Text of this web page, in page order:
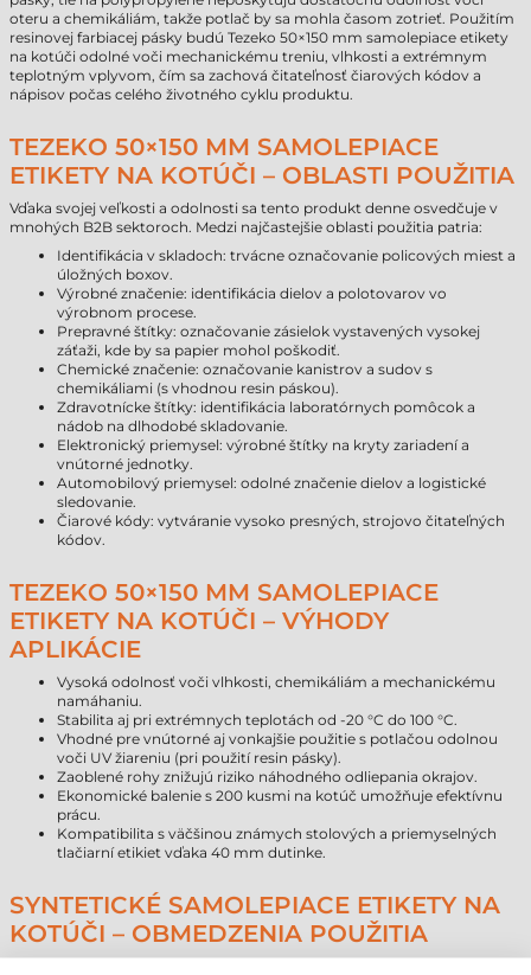
oteru a chemikáliám, takže potlač by sa mohla časom zotrieť. Použitím
resinovej farbiacej pásky budú Tezeko 50×150 mm samolepiace etikety
na kotúči odolné voči mechanickému treniu, vlhkosti a extrémnym
teplotným vplyvom, čím sa zachová čitateľnosť čiarových kódov a
nápisov počas celého životného cyklu produktu.
TEZEKO 50×150 MM SAMOLEPIACE
ETIKETY NA KOTÚČI – OBLASTI POUŽITIA
Vďaka svojej veľkosti a odolnosti sa tento produkt denne osvedčuje v
mnohých B2B sektoroch. Medzi najčastejšie oblasti použitia patria:
Identifikácia v skladoch: trvácne označovanie policových miest a
úložných boxov.
Výrobné značenie: identifikácia dielov a polotovarov vo
výrobnom procese.
Prepravné štítky: označovanie zásielok vystavených vysokej
záťaži, kde by sa papier mohol poškodiť.
Chemické značenie: označovanie kanistrov a sudov s
chemikáliami (s vhodnou resin páskou).
Zdravotnícke štítky: identifikácia laboratórnych pomôcok a
nádob na dlhodobé skladovanie.
Elektronický priemysel: výrobné štítky na kryty zariadení a
vnútorné jednotky.
Automobilový priemysel: odolné značenie dielov a logistické
sledovanie.
Čiarové kódy: vytváranie vysoko presných, strojovo čitateľných
kódov.
TEZEKO 50×150 MM SAMOLEPIACE
ETIKETY NA KOTÚČI – VÝHODY
APLIKÁCIE
Vysoká odolnosť voči vlhkosti, chemikáliám a mechanickému
namáhaniu.
Stabilita aj pri extrémnych teplotách od -20 °C do 100 °C.
Vhodné pre vnútorné aj vonkajšie použitie s potlačou odolnou
voči UV žiareniu (pri použití resin pásky).
Zaoblené rohy znižujú riziko náhodného odliepania okrajov.
Ekonomické balenie s 200 kusmi na kotúč umožňuje efektívnu
prácu.
Kompatibilita s väčšinou známych stolových a priemyselných
tlačiarní etikiet vďaka 40 mm dutinke.
SYNTETICKÉ SAMOLEPIACE ETIKETY NA
KOTÚČI – OBMEDZENIA POUŽITIA